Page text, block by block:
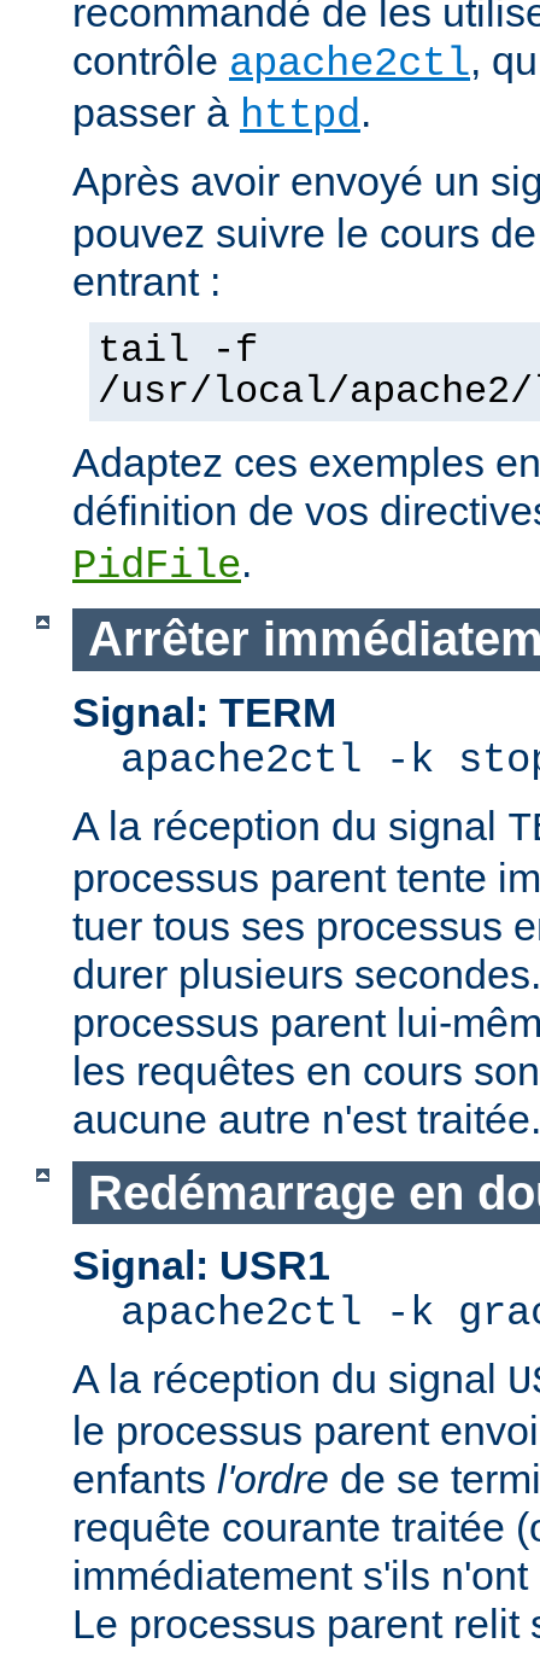
recommandé de les
contrôle apache2ctl,
passer à httpd.
Après avoir envoyé un
pouvez suivre le cours
entrant :
tail -f
/usr/local/
Adaptez ces exemples
définition de vos
PidFile.
Arrêter
Signal: TERM
apache2ctl -k
A la réception du signal
processus parent tente
tuer tous ses processus
durer plusieurs
processus parent lui-
les requêtes en cours
aucune autre n'est traitée.
Redémarrage en
Signal: USR1
apache2ctl -k
A la réception du signal
le processus parent
enfants l'ordre de se
requête courante traitée
immédiatement s'ils
Le processus parent relit